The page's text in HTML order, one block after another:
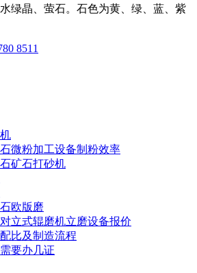
绿晶、萤石。石色为黄、绿、蓝、紫
8511
微粉加工设备制粉效率
矿石打砂机
欧版磨
立式辊磨机立磨设备报价
比及制造流程
要办几证